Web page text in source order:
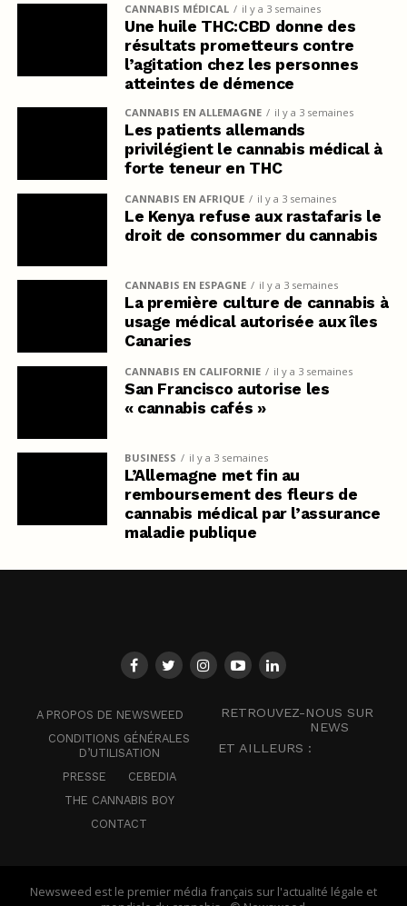
CANNABIS MÉDICAL il y a 3 semaines
Une huile THC:CBD donne des
résultats prometteurs contre
l’agitation chez les personnes
atteintes de démence
CANNABIS EN ALLEMAGNE il y a 3 semaines
Les patients allemands
privilégient le cannabis médical à
forte teneur en THC
CANNABIS EN AFRIQUE il y a 3 semaines
Le Kenya refuse aux rastafaris le
droit de consommer du cannabis
CANNABIS EN ESPAGNE il y a 3 semaines
La première culture de cannabis à
usage médical autorisée aux îles
Canaries
CANNABIS EN CALIFORNIE il y a 3 semaines
San Francisco autorise les
« cannabis cafés »
BUSINESS il y a 3 semaines
L’Allemagne met fin au
remboursement des fleurs de
cannabis médical par l’assurance
maladie publique
A PROPOS DE NEWSWEED
CONDITIONS GÉNÉRALES
D’UTILISATION
PRESSE
CEBEDIA
THE CANNABIS BOY
CONTACT
RETROUVEZ-NOUS SUR
NEWS
ET AILLEURS :
Newsweed est le premier média français sur l'actualité légale et